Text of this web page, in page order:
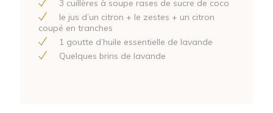
3 cuillères à soupe rases de sucre de coco
le jus d’un citron + le zestes + un citron
coupé en tranches
1 goutte d’huile essentielle de lavande
Quelques brins de lavande